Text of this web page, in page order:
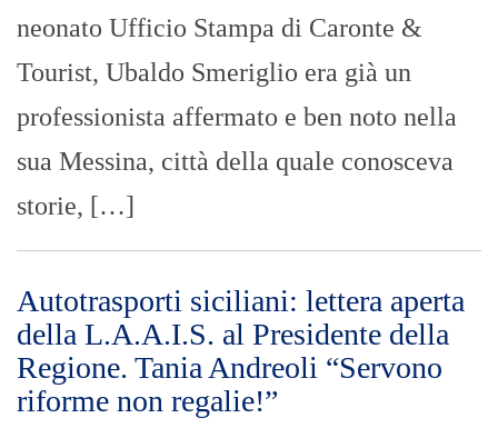
neonato Ufficio Stampa di Caronte &
Tourist, Ubaldo Smeriglio era già un
professionista affermato e ben noto nella
sua Messina, città della quale conosceva
storie, […]
Autotrasporti siciliani: lettera aperta
della L.A.A.I.S. al Presidente della
Regione. Tania Andreoli “Servono
riforme non regalie!”